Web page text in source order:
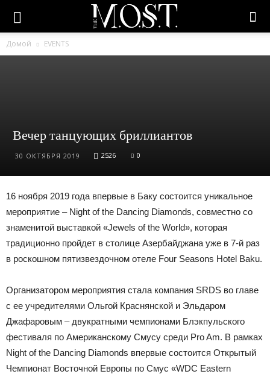
Домой EVENTS
Вечер танцующих бриллиантов
30 ОКТЯБРЯ 2019 2526 0
16 ноября 2019 года впервые в Баку состоится уникальное
мероприятие – Night of the Dancing Diamonds, совместно со
знаменитой выставкой «Jewels of the World», которая
традиционно пройдет в столице Азербайджана уже в 7-й раз
в роскошном пятизвездочном отеле Four Seasons Hotel Baku.
Организатором мероприятия стала компания SRDS во главе
с ее учредителями Ольгой Краснянской и Эльдаром
Джафаровым – двукратными чемпионами Блэкпульского
фестиваля по Американскому Смусу среди Pro Am. В рамках
Night of the Dancing Diamonds впервые состоится Открытый
Чемпионат Восточной Европы по Смус «WDC Eastern